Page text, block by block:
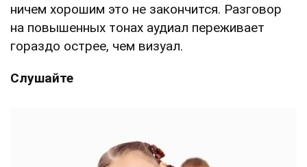
ничем хорошим это не закончится. Разговор
на повышенных тонах аудиал переживает
гораздо острее, чем визуал.
Слушайте